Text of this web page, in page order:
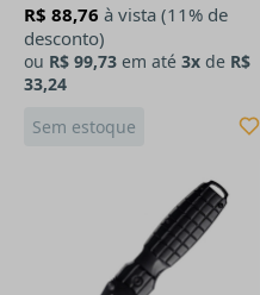
R$ 88,76 à vista (11% de
desconto)
ou R$ 99,73 em até 3x de R$
33,24
Sem estoque